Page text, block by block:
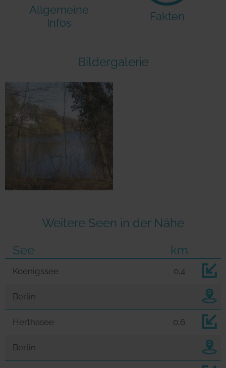
Allgemeine
Infos
Fakten
Bildergalerie
Weitere Seen in der Nähe
See
km
Koenigssee 0,4
Berlin
Herthasee 0,6
Berlin